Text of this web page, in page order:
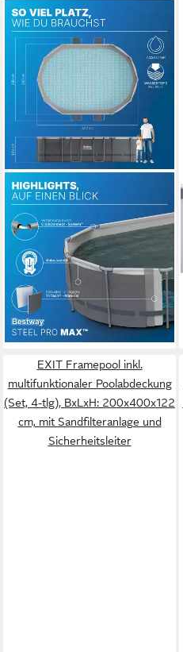
BESTWAY
Framepool Steel Pro MAX
(Set, Inkl. Filterpumpe,
Sicherheitsleiter), 427 x 250
x 100 cm
640,00 €
UVP
799,00 €
18,58 €mtl. in 48 Raten
-20%
lieferbar - in 5-6 Werktagen bei dir
EXIT Framepool inkl.
multifunktionaler Poolabdeckung
(Set, 4-tlg), BxLxH: 200x400x122
cm, mit Sandfilteranlage und
Sicherheitsleiter